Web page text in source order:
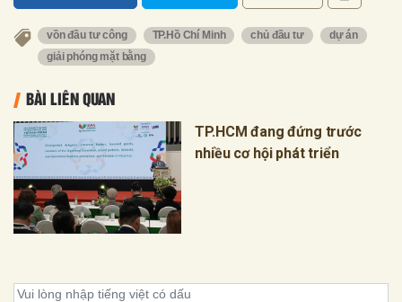
vồn đầu tư công TP.Hồ Chí Minh chủ đầu tư
dự án
giải phóng mặt bằng
BÀI LIÊN QUAN
TP.HCM đang đứng trước
nhiều cơ hội phát triển